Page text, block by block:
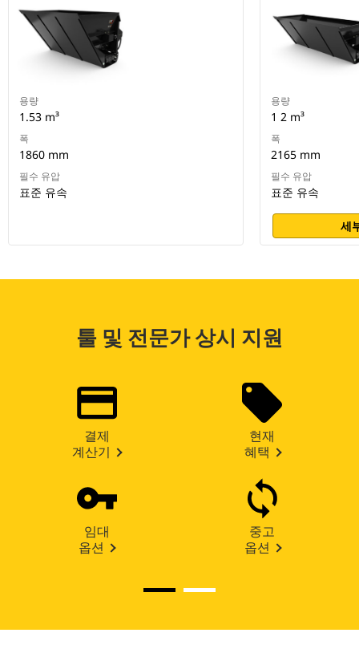
용량
1.53 m³
폭
1860 mm
필수 유압
표준 유속
용량
1 2 m³
폭
2165 mm
필수 유압
표준 유속
세
툴 및 전문가 상시 지원
결제
계산기
현재
혜택
임대
옵션
중고
옵션